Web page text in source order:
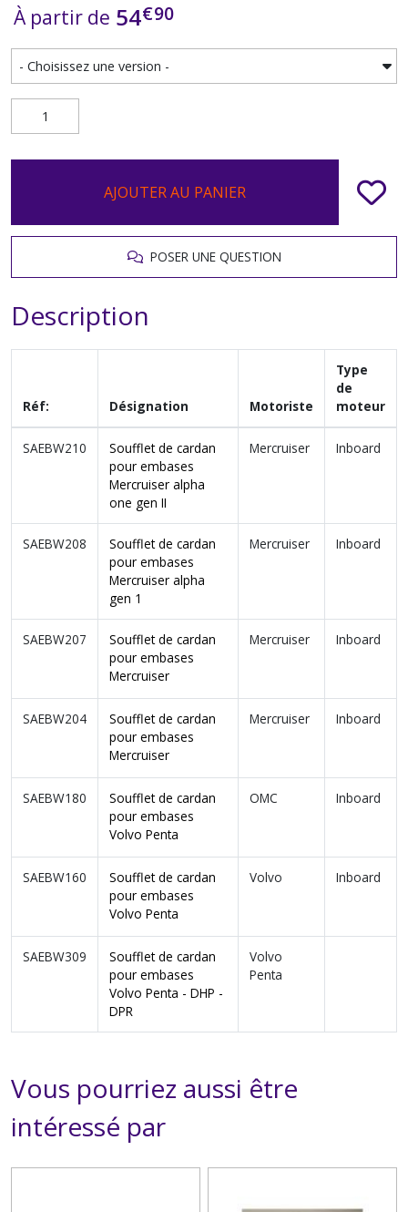
À partir de 54€90
AJOUTER AU PANIER
POSER UNE QUESTION
Description
Réf: Désignation Motoriste
Type
de
moteur
SAEBW210
Soufflet de cardan
pour embases
Mercruiser alpha
one gen II
Mercruiser Inboard
SAEBW208
Soufflet de cardan
pour embases
Mercruiser alpha
gen 1
Mercruiser Inboard
SAEBW207
Soufflet de cardan
pour embases
Mercruiser
Mercruiser Inboard
SAEBW204
Soufflet de cardan
pour embases
Mercruiser
Mercruiser Inboard
SAEBW180
Soufflet de cardan
pour embases
Volvo Penta
OMC Inboard
SAEBW160
Soufflet de cardan
pour embases
Volvo Penta
Volvo Inboard
SAEBW309
Soufflet de cardan
pour embases
Volvo Penta - DHP -
DPR
Volvo
Penta
Vous pourriez aussi être
intéressé par